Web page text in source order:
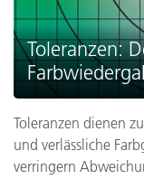
Toleranzen:
Toleranzen dienen
und verlässliche
verringern